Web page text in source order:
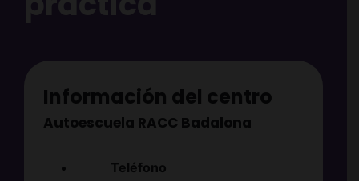
Información del centro
Autoescuela RACC Badalona
Teléfono